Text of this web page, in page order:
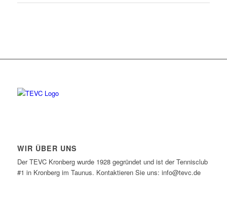
WIR ÜBER UNS
Der TEVC Kronberg wurde 1928 gegründet und ist der Tennisclub
#1 in Kronberg im Taunus. Kontaktieren Sie uns: info@tevc.de